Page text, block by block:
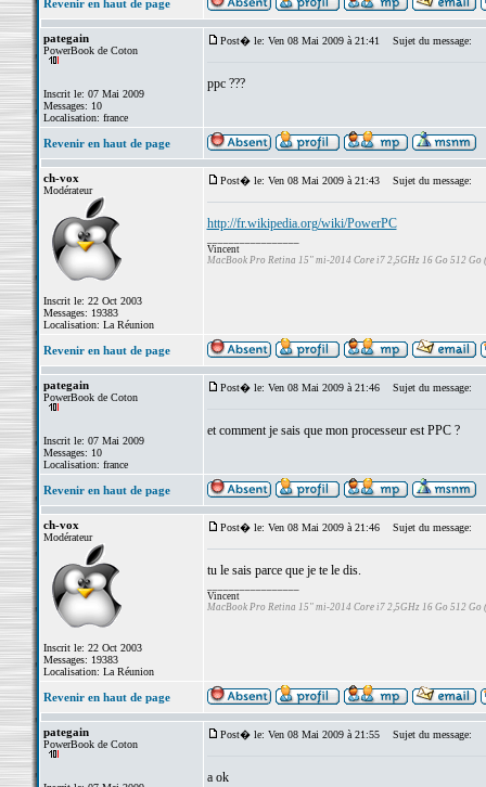
Revenir en haut de page
pategain
PowerBook de Coton
Inscrit le: 07 Mai 2009
Messages: 10
Localisation: france
Post� le: Ven 08 Mai 2009 à 21:41 Sujet du message:
ppc ???
Revenir en haut de page
ch-vox
Modérateur
Inscrit le: 22 Oct 2003
Messages: 19383
Localisation: La Réunion
Post� le: Ven 08 Mai 2009 à 21:43 Sujet du message:
http://fr.wikipedia.org/wiki/PowerPC
Vincent
MacBook Pro Retina 15" mi-2014 Core i7 2,5GHz 16 Go 512 Go
Revenir en haut de page
pategain
PowerBook de Coton
Inscrit le: 07 Mai 2009
Messages: 10
Localisation: france
Post� le: Ven 08 Mai 2009 à 21:46 Sujet du message:
et comment je sais que mon processeur est PPC ?
Revenir en haut de page
ch-vox
Modérateur
Inscrit le: 22 Oct 2003
Messages: 19383
Localisation: La Réunion
Post� le: Ven 08 Mai 2009 à 21:46 Sujet du message:
tu le sais parce que je te le dis.
Vincent
MacBook Pro Retina 15" mi-2014 Core i7 2,5GHz 16 Go 512 Go
Revenir en haut de page
pategain
PowerBook de Coton
Post� le: Ven 08 Mai 2009 à 21:55 Sujet du message:
a ok